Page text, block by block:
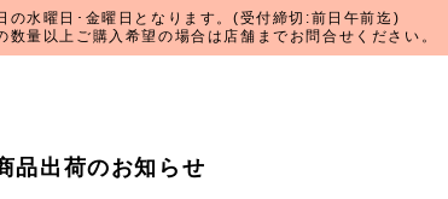
の水曜日･金曜日となります。(受付締切:前日午前迄)
数量以上ご購入希望の場合は店舗までお問合せください。
品出荷のお知らせ